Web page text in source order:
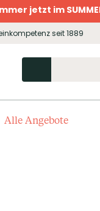
jetzt im
seit 1889
Alle Angebote